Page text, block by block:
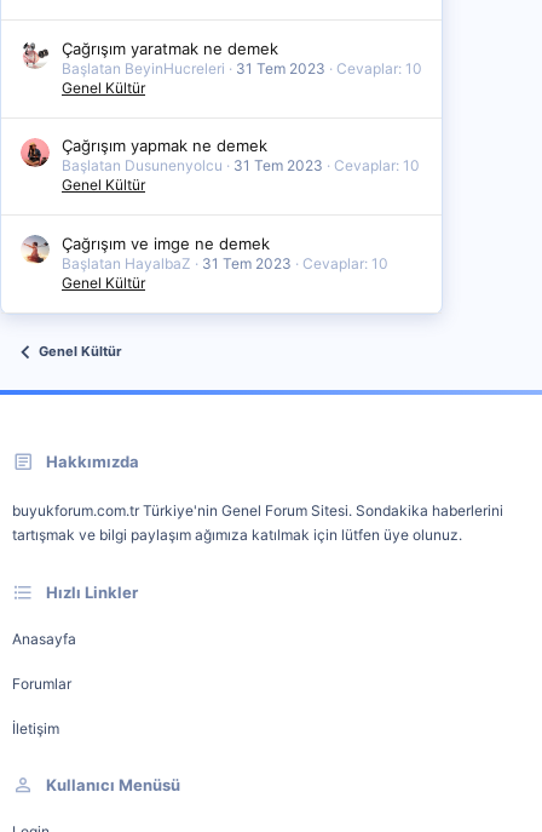
Çağrışım yaratmak ne demek
Başlatan BeyinHucreleri 31 Tem 2023
Cevaplar: 10
Genel Kültür
Çağrışım yapmak ne demek
Başlatan Dusunenyolcu 31 Tem 2023
Cevaplar: 10
Genel Kültür
Çağrışım ve imge ne demek
Başlatan HayalbaZ 31 Tem 2023
Cevaplar: 10
Genel Kültür
Genel Kültür
Hakkımızda
buyukforum.com.tr Türkiye'nin Genel Forum Sitesi. Sondakika haberlerini
tartışmak ve bilgi paylaşım ağımıza katılmak için lütfen üye olunuz.
Hızlı Linkler
Anasayfa
Forumlar
İletişim
Kullanıcı Menüsü